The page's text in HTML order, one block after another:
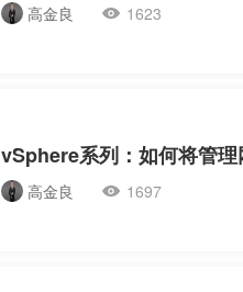
高金良 1623
高金良 1697